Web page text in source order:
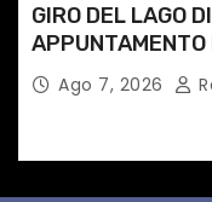
GIRO DEL LAGO
APPUNTAMENTO
Ago 7, 2026